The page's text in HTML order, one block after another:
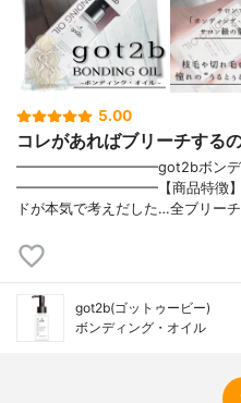
5.00
コレがあればブリーチする
━━━━━━━━━━got2bボンディ
━━━━━━━━━━【商品特徴】ブ
ドが本気で考えだした…全ブリー
got2b(ゴットゥービー)
ボンディング・オイル